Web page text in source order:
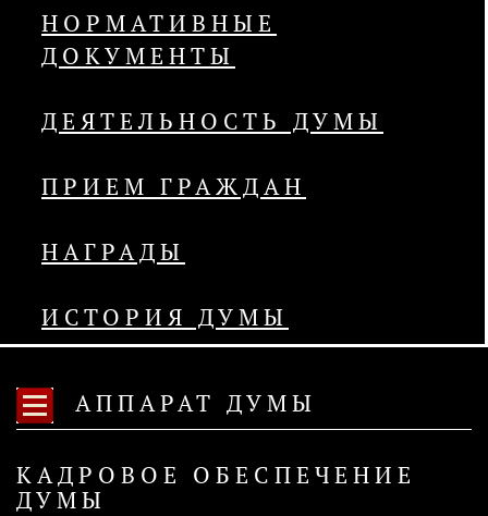
НОРМАТИВНЫЕ
ДОКУМЕНТЫ
ДЕЯТЕЛЬНОСТЬ ДУМЫ
ПРИЕМ ГРАЖДАН
НАГРАДЫ
ИСТОРИЯ ДУМЫ
АППАРАТ ДУМЫ
КАДРОВОЕ ОБЕСПЕЧЕНИЕ
ДУМЫ